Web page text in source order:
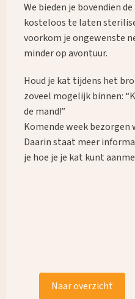
We bieden je bovendien
kosteloos te laten
voorkom je ongewenste
minder op avontuur.
Houd je kat tijdens het
zoveel mogelijk binnen:
de mand!”
Komende week bezorgen
Daarin staat meer
je hoe je je kat kunt
Naar overzicht